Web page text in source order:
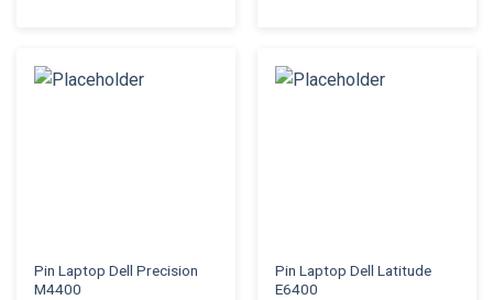
Pin Laptop Dell Precision
M4400
Pin Laptop Dell Latitude
E6400